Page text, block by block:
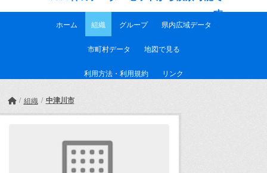
す
ホーム 組織 グループ 県内広域データ
市町村データ 地図で見る
利用方法・利用規約 リンク
組織 中津川市